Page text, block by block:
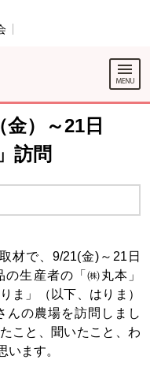
金）～21日
訪問
材で、9/21(金)～21日
生産者の「㈱丸本」
ま」（以下、はりま）
んの農場を訪問しまし
こと、聞いたこと、わ
います。